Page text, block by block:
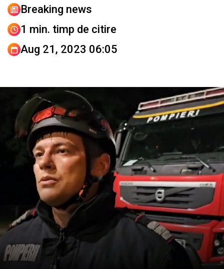
Breaking news
1 min. timp de citire
Aug 21, 2023 06:05